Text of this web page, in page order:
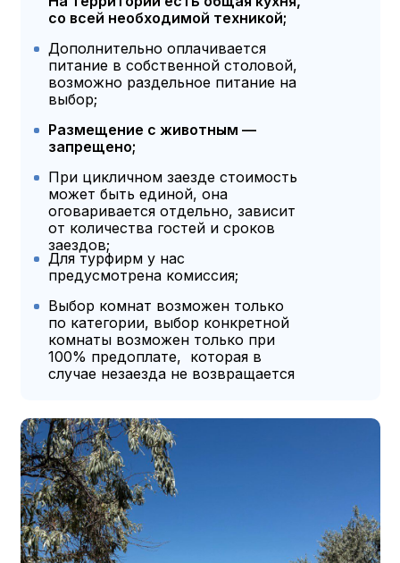
Выбор комнат возможен только
по категории, выбор конкретной
комнаты возможен только при
100% предоплате, которая в
случае незаезда не возвращается
Для турфирм у нас
предусмотрена комиссия;
При цикличном заезде стоимость
может быть единой, она
оговаривается отдельно, зависит
от количества гостей и сроков
заездов;
Дополнительно оплачивается
питание в собственной столовой,
возможно раздельное питание на
выбор;
Размещение с животным —
запрещено;
со всей необходимой техникой;